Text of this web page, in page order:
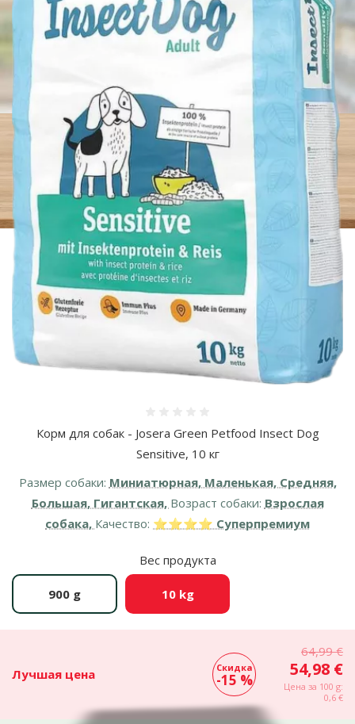
Корм для собак - Josera Green Petfood Insect Dog
Sensitive, 10 кг
Размер собаки: Миниатюрная, Маленькая, Средняя,
Большая, Гигантская, Возраст собаки: Взрослая
собака, Качество: ⭐⭐⭐⭐ Суперпремиум
Вес продукта
900 g 10 kg
Лучшая цена Скидка
-15 %
64,99 €
54,98 €
Цена за 100 g:
0,6 €